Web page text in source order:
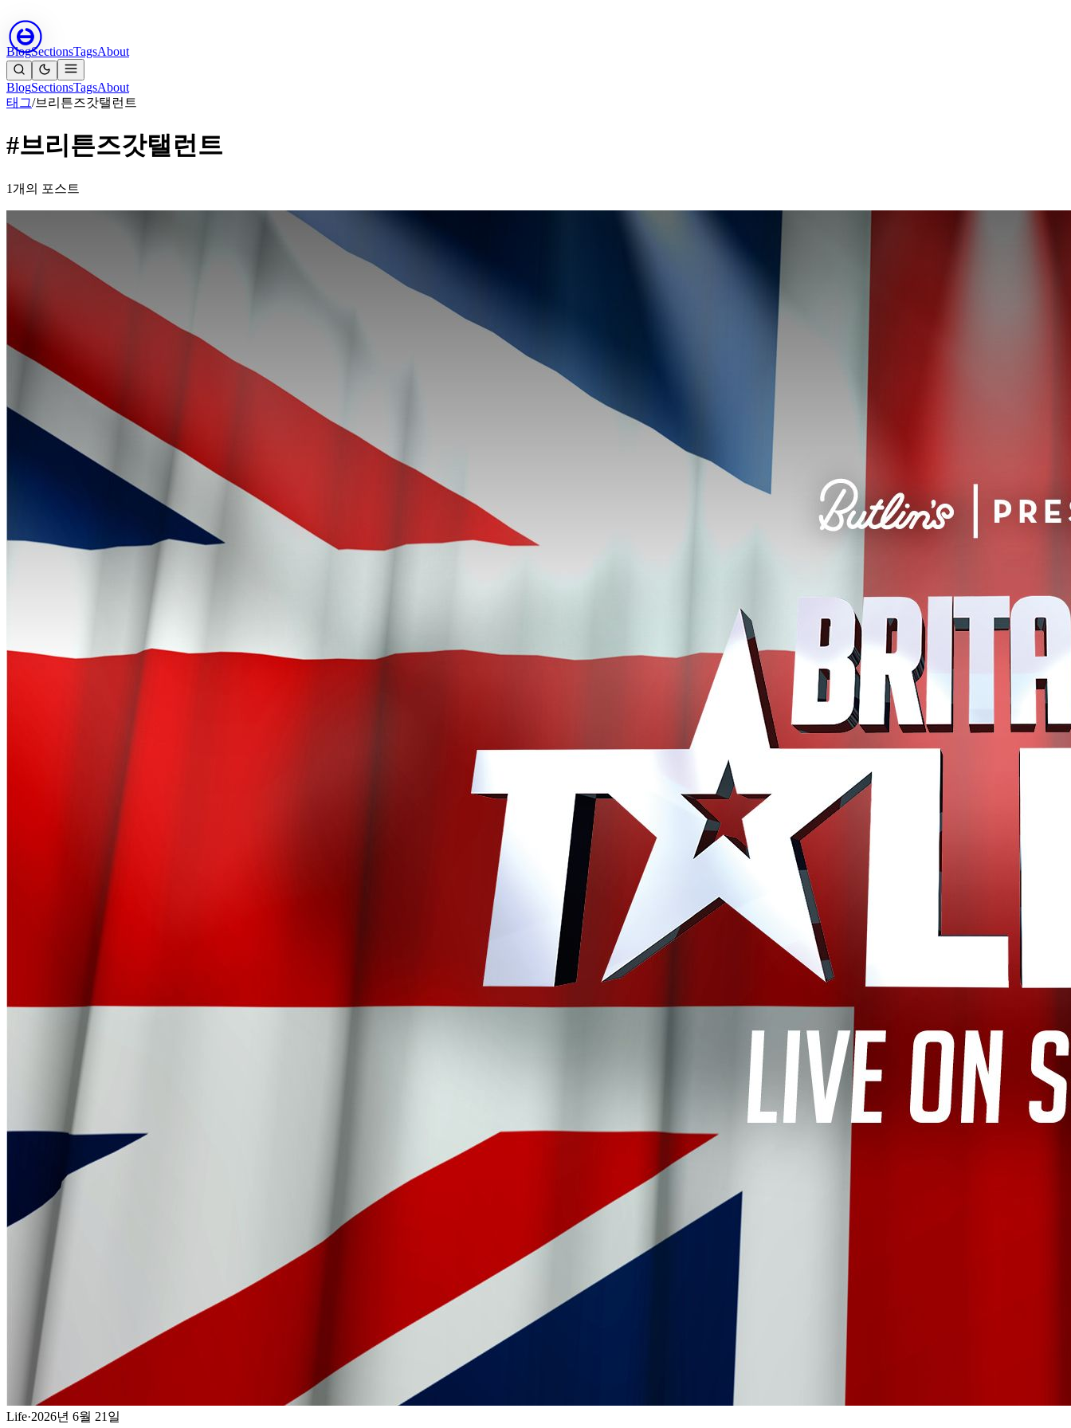
BlogSectionsTagsAbout
BlogSectionsTagsAbout
태그/브리튼즈갓탤런트
#브리튼즈갓탤런트
1개의 포스트
Life·2026년 6월 21일